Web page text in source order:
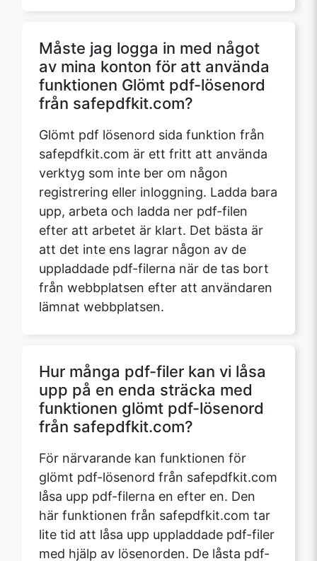
Måste jag logga in med något
av mina konton för att använda
funktionen Glömt pdf-lösenord
från safepdfkit.com?
Glömt pdf lösenord sida funktion från
safepdfkit.com är ett fritt att använda
verktyg som inte ber om någon
registrering eller inloggning. Ladda bara
upp, arbeta och ladda ner pdf-filen
efter att arbetet är klart. Det bästa är
att det inte ens lagrar någon av de
uppladdade pdf-filerna när de tas bort
från webbplatsen efter att användaren
lämnat webbplatsen.
Hur många pdf-filer kan vi låsa
upp på en enda sträcka med
funktionen glömt pdf-lösenord
från safepdfkit.com?
För närvarande kan funktionen för
glömt pdf-lösenord från safepdfkit.com
låsa upp pdf-filerna en efter en. Den
här funktionen från safepdfkit.com tar
lite tid att låsa upp uppladdade pdf-filer
med hjälp av lösenorden. De låsta pdf-